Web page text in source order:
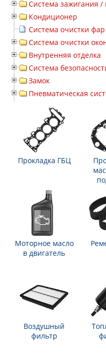
Система зажигания /
Кондиционер
Система очистки фар
Система очистки
Внутренняя отделка
Система
Замок
Пневматическая
Прокладка ГБЦ
Моторное масло
в двигатель
Воздушный
фильтр